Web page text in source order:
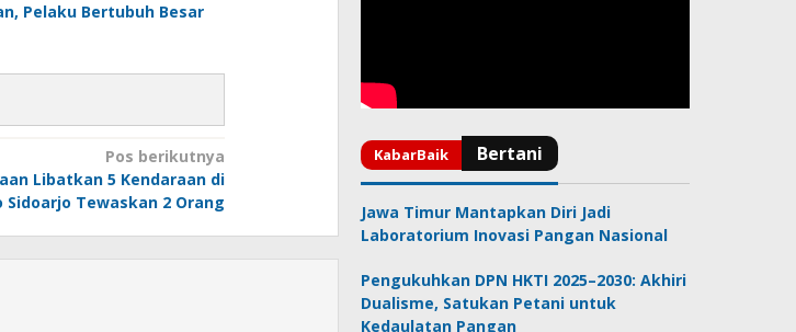
Pelaku Bertubuh Besar
Pos berikutnya
Libatkan 5 Kendaraan di
Sidoarjo Tewaskan 2 Orang
Jawa Timur Mantapkan Diri Jadi
Laboratorium Inovasi Pangan Nasional
Pengukuhkan DPN HKTI 2025–2030: Akhiri
Dualisme, Satukan Petani untuk
Kedaulatan Pangan